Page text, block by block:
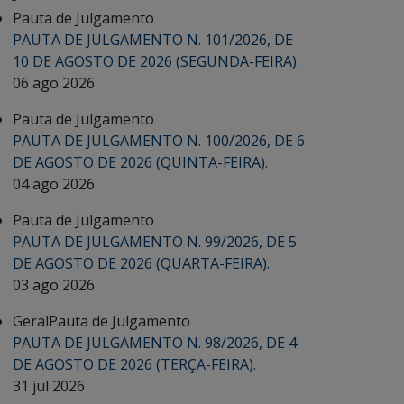
Pauta de Julgamento
PAUTA DE JULGAMENTO N. 101/2026, DE
10 DE AGOSTO DE 2026 (SEGUNDA-FEIRA).
06 ago 2026
Pauta de Julgamento
PAUTA DE JULGAMENTO N. 100/2026, DE 6
DE AGOSTO DE 2026 (QUINTA-FEIRA).
04 ago 2026
Pauta de Julgamento
PAUTA DE JULGAMENTO N. 99/2026, DE 5
DE AGOSTO DE 2026 (QUARTA-FEIRA).
03 ago 2026
GeralPauta de Julgamento
PAUTA DE JULGAMENTO N. 98/2026, DE 4
DE AGOSTO DE 2026 (TERÇA-FEIRA).
31 jul 2026